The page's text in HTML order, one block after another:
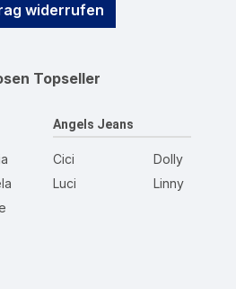
widerrufen
Topseller
Angels Jeans
Cici
Luci
Dolly
Linny